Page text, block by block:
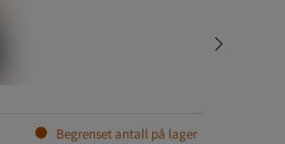
Begrenset antall på lager